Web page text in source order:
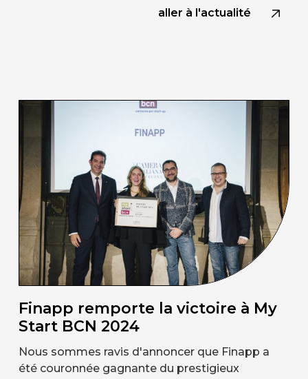
aller à l'actualité
Finapp remporte la victoire à My
Start BCN 2024
Nous sommes ravis d'annoncer que Finapp a
été couronnée gagnante du prestigieux